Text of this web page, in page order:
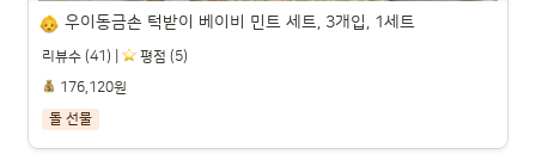
우이동금손 턱받이 베이비 민트 세트, 3개입, 1세트
리뷰수 (41) |
️ 평점 (5)
176,120원
돌 선물